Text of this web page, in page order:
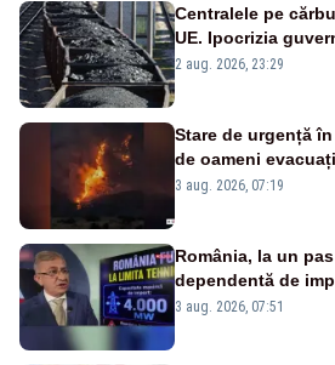
Centralele pe
UE. Ipocrizia
după starea de
2 aug. 2026, 23:29
Stare de urgență
de oameni
puternice de
3 aug. 2026, 07:19
România, la un
dependentă de
alarmă tras de un
3 aug. 2026, 07:51